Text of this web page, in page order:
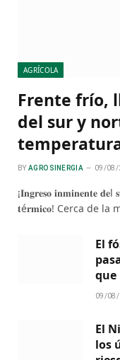
AGRÍCOLA
Frente frío,
del sur y
BY AGRO SINERGIA 09/08/
¡𝐈𝐧𝐠𝐫𝐞𝐬𝐨 𝐢𝐧𝐦𝐢𝐧𝐞𝐧𝐭𝐞 𝐝𝐞l
𝐭é𝐫𝐦𝐢𝐜𝐨! Cerca de la
El
que
09/
El
los